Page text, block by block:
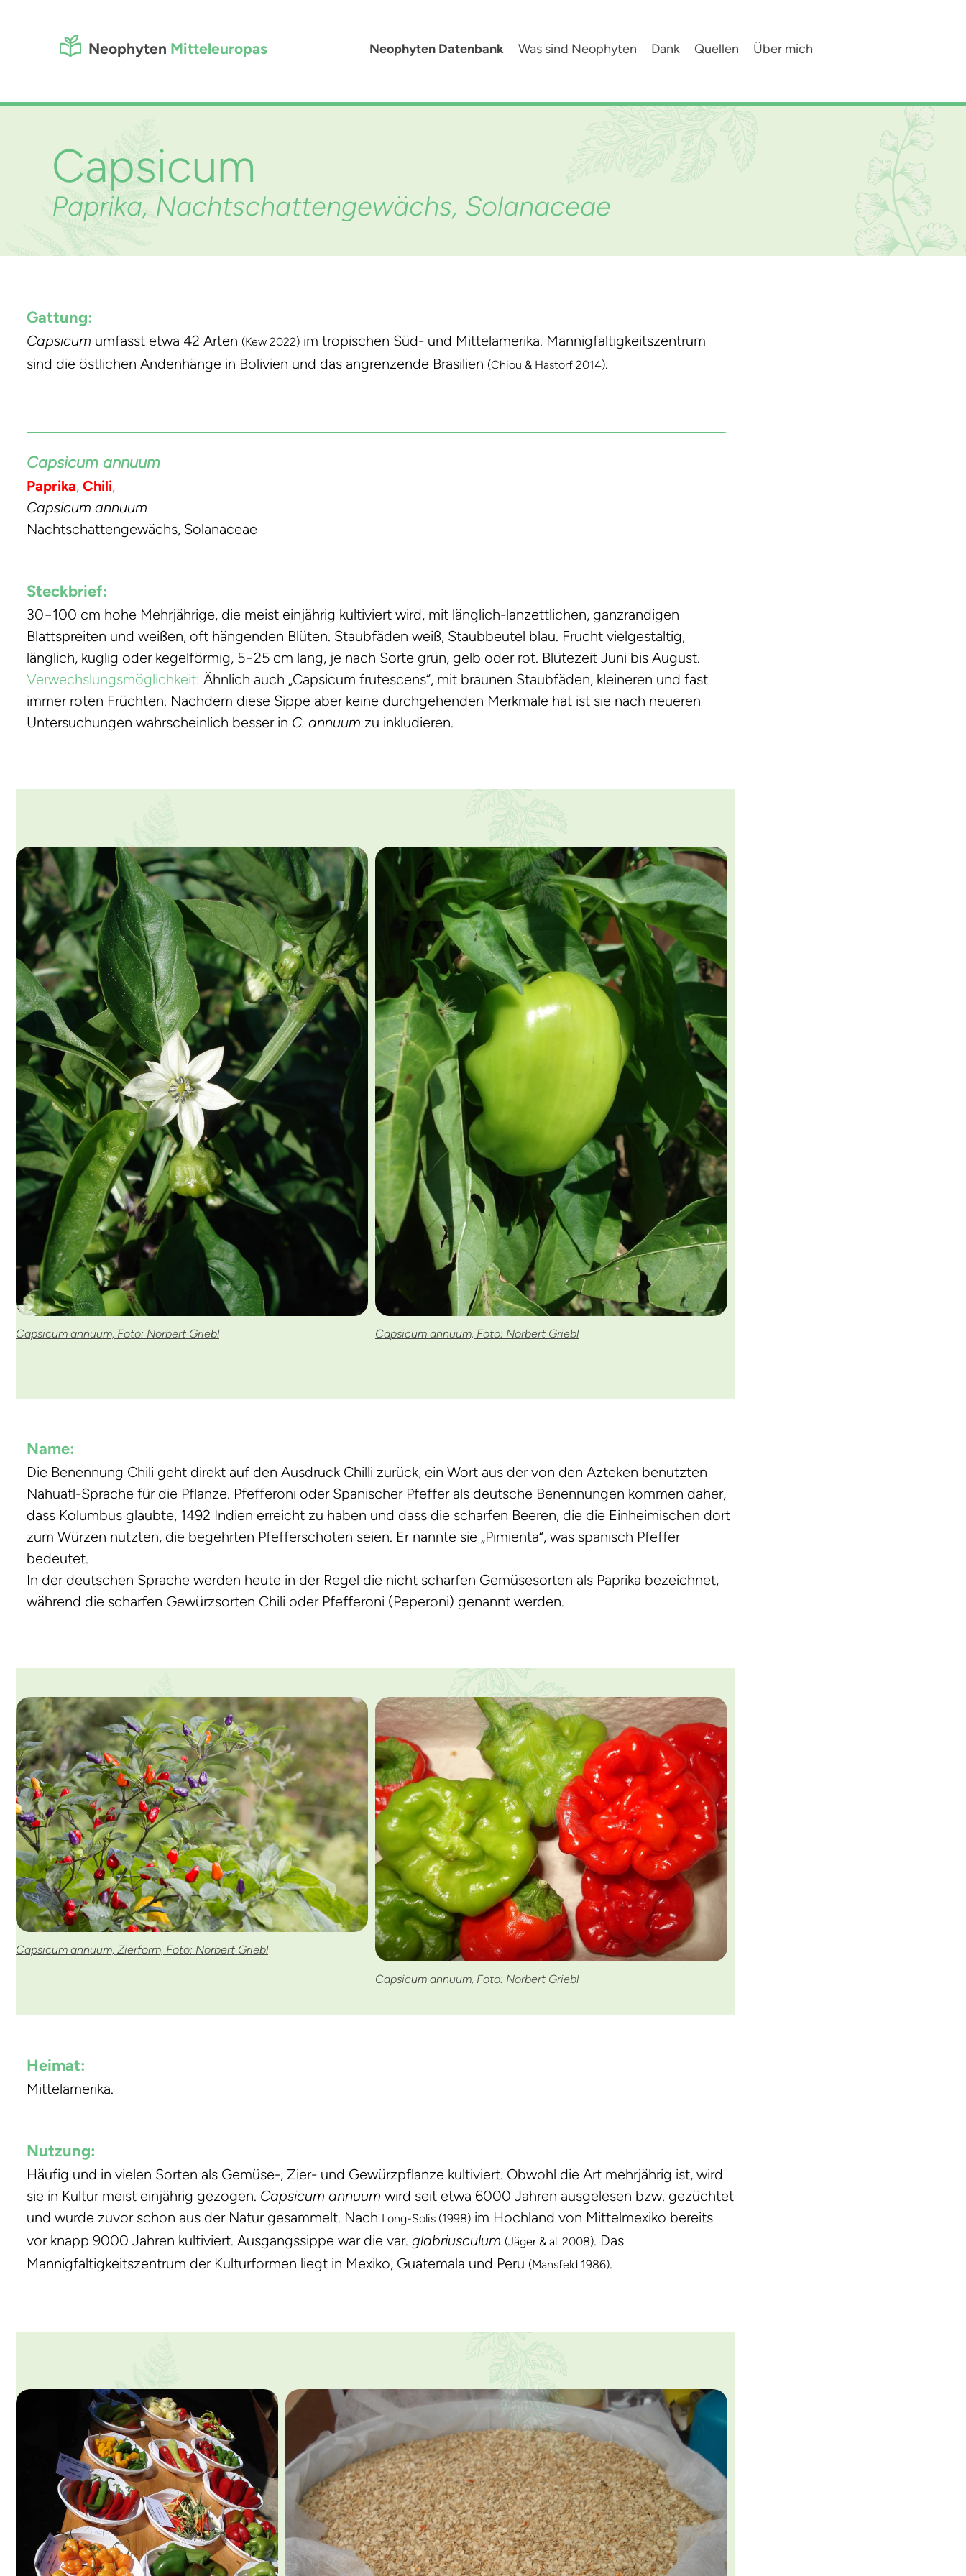
Neophyten Mitteleuropas Neophyten Datenbank Was sind Neophyten Dank Quellen Über mich
Capsicum
Paprika, Nachtschattengewächs, Solanaceae
Gattung:
Capsicum umfasst etwa 42 Arten (Kew 2022) im tropischen Süd- und Mittelamerika. Mannigfaltigkeitszentrum
sind die östlichen Andenhänge in Bolivien und das angrenzende Brasilien (Chiou & Hastorf 2014).
Capsicum annuum
Paprika, Chili,
Capsicum annuum
Nachtschattengewächs, Solanaceae
Steckbrief:
30−100 cm hohe Mehrjährige, die meist einjährig kultiviert wird, mit länglich-lanzettlichen, ganzrandigen
Blattspreiten und weißen, oft hängenden Blüten. Staubfäden weiß, Staubbeutel blau. Frucht vielgestaltig,
länglich, kuglig oder kegelförmig, 5−25 cm lang, je nach Sorte grün, gelb oder rot. Blütezeit Juni bis August.
Verwechslungsmöglichkeit: Ähnlich auch „Capsicum frutescens“, mit braunen Staubfäden, kleineren und fast
immer roten Früchten. Nachdem diese Sippe aber keine durchgehenden Merkmale hat ist sie nach neueren
Untersuchungen wahrscheinlich besser in C. annuum zu inkludieren.
Capsicum annuum, Foto: Norbert Griebl Capsicum annuum, Foto: Norbert Griebl
Name:
Die Benennung Chili geht direkt auf den Ausdruck Chilli zurück, ein Wort aus der von den Azteken benutzten
Nahuatl-Sprache für die Pflanze. Pfefferoni oder Spanischer Pfeffer als deutsche Benennungen kommen daher,
dass Kolumbus glaubte, 1492 Indien erreicht zu haben und dass die scharfen Beeren, die die Einheimischen dort
zum Würzen nutzten, die begehrten Pfefferschoten seien. Er nannte sie „Pimienta“, was spanisch Pfeffer
bedeutet.
In der deutschen Sprache werden heute in der Regel die nicht scharfen Gemüsesorten als Paprika bezeichnet,
während die scharfen Gewürzsorten Chili oder Pfefferoni (Peperoni) genannt werden.
Capsicum annuum, Zierform, Foto: Norbert Griebl
Capsicum annuum, Foto: Norbert Griebl
Heimat:
Mittelamerika.
Nutzung:
Häufig und in vielen Sorten als Gemüse-, Zier- und Gewürzpflanze kultiviert. Obwohl die Art mehrjährig ist, wird
sie in Kultur meist einjährig gezogen. Capsicum annuum wird seit etwa 6000 Jahren ausgelesen bzw. gezüchtet
und wurde zuvor schon aus der Natur gesammelt. Nach Long-Solis (1998) im Hochland von Mittelmexiko bereits
vor knapp 9000 Jahren kultiviert. Ausgangssippe war die var. glabriusculum (Jäger & al. 2008). Das
Mannigfaltigkeitszentrum der Kulturformen liegt in Mexiko, Guatemala und Peru (Mansfeld 1986).